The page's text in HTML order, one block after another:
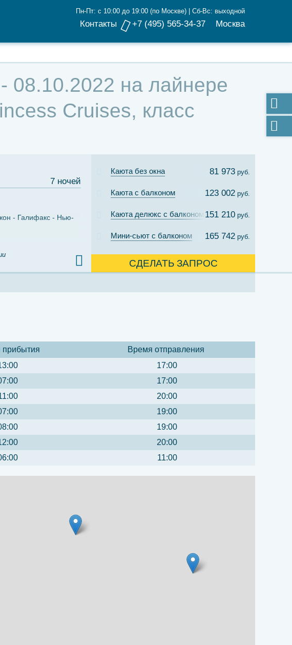
Контакты
Пн-Пт: с 10:00 до 19:00 (по Москве) | Сб-Вс: выходной
+7 (495) 565-34-37 Москва
08.10.2022 на лайнере
Cruises, класс
7 ночей
Галифакс
Нью-
Каюта без окна 81 973 руб.
Каюта с балконом 123 002 руб.
Каюта делюкс с балконом 151 210 руб.
Мини-сьют с балконом 165 742 руб.
СДЕЛАТЬ ЗАПРОС
прибытия
Время отправления
17:00
17:00
20:00
19:00
19:00
20:00
11:00